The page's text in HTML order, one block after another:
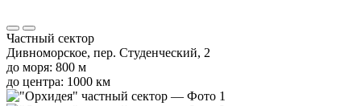
Частный сектор
Дивноморское, пер. Студенческий, 2
до моря: 800 м
до центра: 1000 км